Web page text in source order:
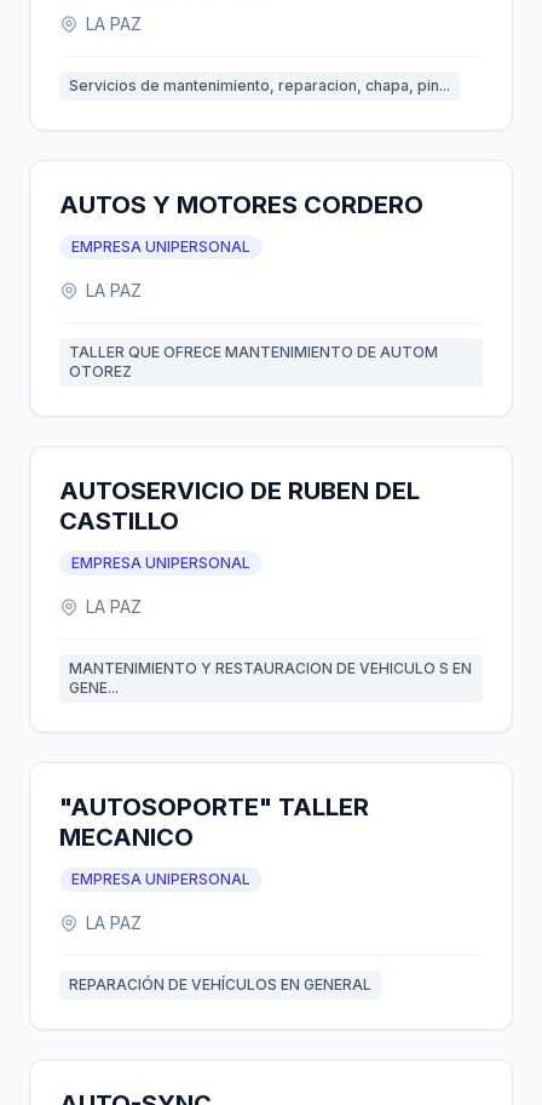
LA PAZ
Servicios de mantenimiento, reparacion, chapa, pin...
AUTOS Y MOTORES CORDERO
EMPRESA UNIPERSONAL
LA PAZ
TALLER QUE OFRECE MANTENIMIENTO DE AUTOM
OTOREZ
AUTOSERVICIO DE RUBEN DEL
CASTILLO
EMPRESA UNIPERSONAL
LA PAZ
MANTENIMIENTO Y RESTAURACION DE VEHICULO S EN
GENE...
"AUTOSOPORTE" TALLER
MECANICO
EMPRESA UNIPERSONAL
LA PAZ
REPARACIÓN DE VEHÍCULOS EN GENERAL